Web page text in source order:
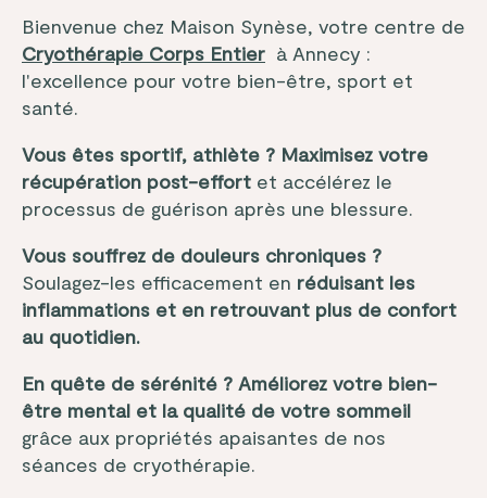
Bienvenue chez Maison Synèse, votre centre de
Cryothérapie Corps Entier à Annecy :
l'excellence pour votre bien-être, sport et
santé.
Vous êtes sportif, athlète ? Maximisez votre
récupération post-effort et accélérez le
processus de guérison après une blessure.
Vous souffrez de douleurs chroniques ?
Soulagez-les efficacement en réduisant les
inflammations et en retrouvant plus de confort
au quotidien.
En quête de sérénité ? Améliorez votre bien-
être mental et la qualité de votre sommeil
grâce aux propriétés apaisantes de nos
séances de cryothérapie.